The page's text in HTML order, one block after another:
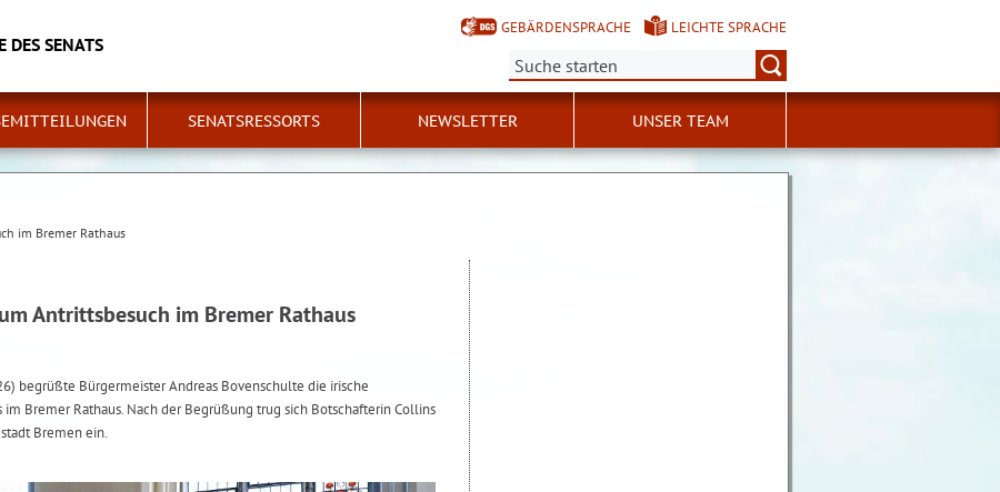
DES SENATS
GEBÄRDENSPRACHE
LEICHTE SPRACHE
Suche:
SENATSRESSORTS NEWSLETTER UNSER TEAM
im Bremer Rathaus
Antrittsbesuch im Bremer Rathaus
begrüßte Bürgermeister Andreas Bovenschulte die irische
Bremer Rathaus. Nach der Begrüßung trug sich Botschafterin Collins
Bremen ein.